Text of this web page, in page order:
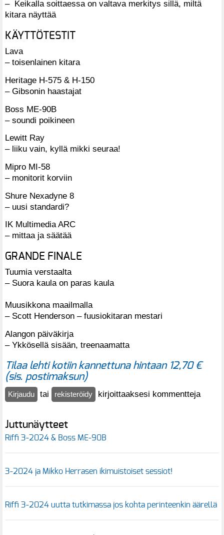
– Keikalla soittaessa on valtava merkitys sillä, miltä
kitara näyttää
KÄYTTÖTESTIT
Lava
– toisenlainen kitara
Heritage H-575 & H-150
– Gibsonin haastajat
Boss ME-90B
– soundi poikineen
Lewitt Ray
– liiku vain, kyllä mikki seuraa!
Mipro MI-58
– monitorit korviin
Shure Nexadyne 8
– uusi standardi?
IK Multimedia ARC
– mittaa ja säätää
GRANDE FINALE
Tuumia verstaalta
– Suora kaula on paras kaula
Muusikkona maailmalla
– Scott Henderson – fuusiokitaran mestari
Alangon päiväkirja
– Ykkösellä sisään, treenaamatta
Tilaa lehti kotiin kannettuna hintaan 12,70 €
(sis. postimaksun)
Kirjaudu tai rekisteröidy kirjoittaaksesi kommentteja
Juttunäytteet
Riffi 3-2024 & Boss ME-90B
3-2024 ja Mikko Herrasen ikimuistoiset sessiot!
Riffi 3-2024 uutta tutkimassa jos kohta perinteenkin äärellä